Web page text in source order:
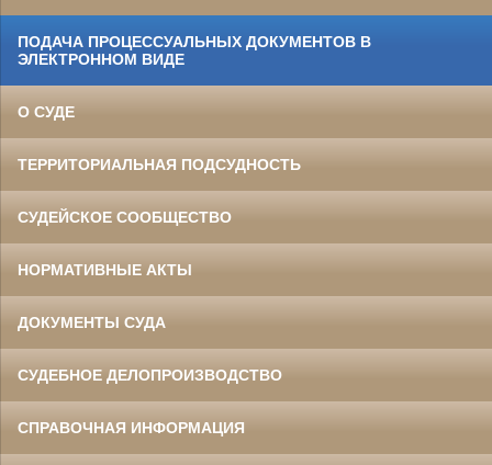
ПОДАЧА ПРОЦЕССУАЛЬНЫХ ДОКУМЕНТОВ В
ЭЛЕКТРОННОМ ВИДЕ
О СУДЕ
ТЕРРИТОРИАЛЬНАЯ ПОДСУДНОСТЬ
СУДЕЙСКОЕ СООБЩЕСТВО
НОРМАТИВНЫЕ АКТЫ
ДОКУМЕНТЫ СУДА
СУДЕБНОЕ ДЕЛОПРОИЗВОДСТВО
СПРАВОЧНАЯ ИНФОРМАЦИЯ